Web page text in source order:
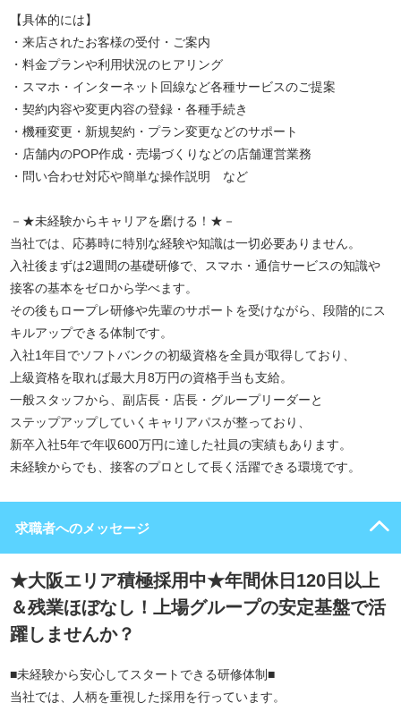
【具体的には】
・来店されたお客様の受付・ご案内
・料金プランや利用状況のヒアリング
・スマホ・インターネット回線など各種サービスのご提案
・契約内容や変更内容の登録・各種手続き
・機種変更・新規契約・プラン変更などのサポート
・店舗内のPOP作成・売場づくりなどの店舗運営業務
・問い合わせ対応や簡単な操作説明 など
－★未経験からキャリアを磨ける！★－
当社では、応募時に特別な経験や知識は一切必要ありません。
入社後まずは2週間の基礎研修で、スマホ・通信サービスの知識や
接客の基本をゼロから学べます。
その後もロープレ研修や先輩のサポートを受けながら、段階的にス
キルアップできる体制です。
入社1年目でソフトバンクの初級資格を全員が取得しており、
上級資格を取れば最大月8万円の資格手当も支給。
一般スタッフから、副店長・店長・グループリーダーと
ステップアップしていくキャリアパスが整っており、
新卒入社5年で年収600万円に達した社員の実績もあります。
未経験からでも、接客のプロとして長く活躍できる環境です。
求職者へのメッセージ
★大阪エリア積極採用中★年間休日120日以上
＆残業ほぼなし！上場グループの安定基盤で活
躍しませんか？
■未経験から安心してスタートできる研修体制■
当社では、人柄を重視した採用を行っています。